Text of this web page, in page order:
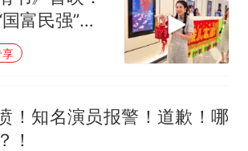
富民强”镖
榄
享
！知名演员报警！道歉！哪
！